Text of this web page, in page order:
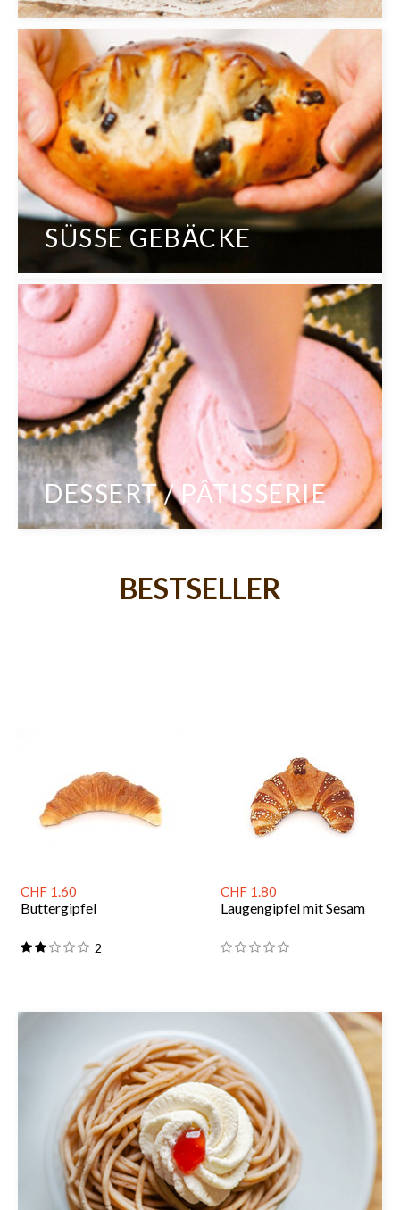
SÜSSE GEBÄCKE
DESSERT / PÂTISSERIE
BESTSELLER
CHF 1.60
Buttergipfel
2
CHF 1.80
Laugengipfel mit Sesam